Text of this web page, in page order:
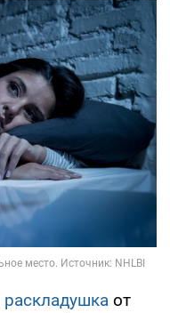
раскладушка от